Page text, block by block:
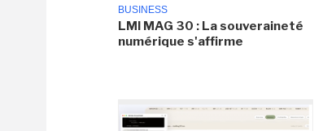
BUSINESS
LMI MAG 30 : La souveraineté
numérique s'affirme